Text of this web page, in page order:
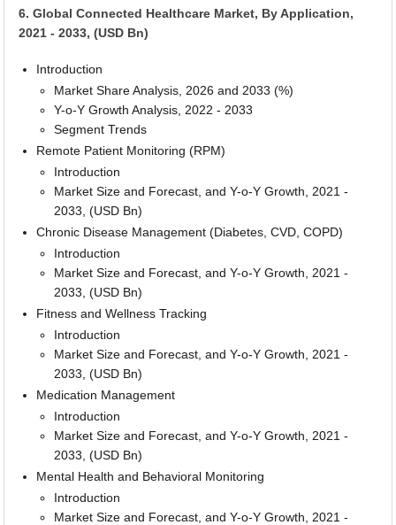
6. Global Connected Healthcare Market, By Application,
2021 - 2033, (USD Bn)
Introduction
Market Share Analysis, 2026 and 2033 (%)
Y-o-Y Growth Analysis, 2022 - 2033
Segment Trends
Remote Patient Monitoring (RPM)
Introduction
Market Size and Forecast, and Y-o-Y Growth, 2021 -
2033, (USD Bn)
Chronic Disease Management (Diabetes, CVD, COPD)
Introduction
Market Size and Forecast, and Y-o-Y Growth, 2021 -
2033, (USD Bn)
Fitness and Wellness Tracking
Introduction
Market Size and Forecast, and Y-o-Y Growth, 2021 -
2033, (USD Bn)
Medication Management
Introduction
Market Size and Forecast, and Y-o-Y Growth, 2021 -
2033, (USD Bn)
Mental Health and Behavioral Monitoring
Introduction
Market Size and Forecast, and Y-o-Y Growth, 2021 -